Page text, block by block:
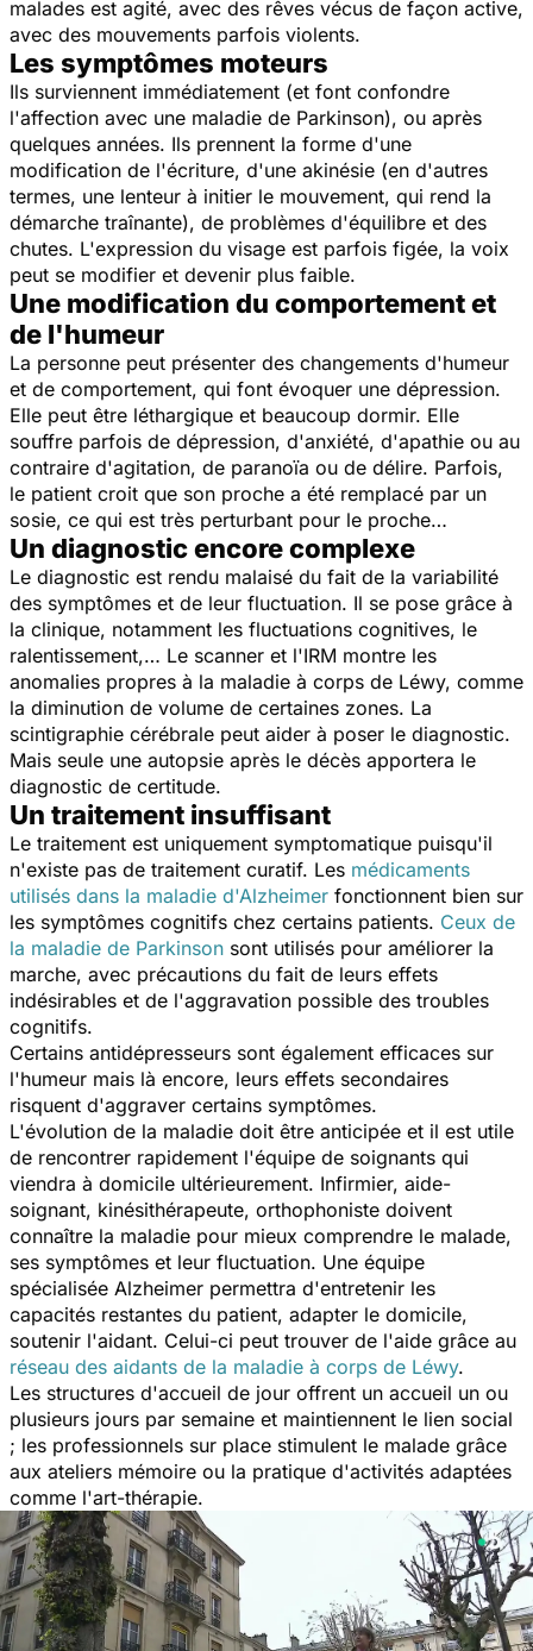
malades est agité, avec des rêves vécus de façon active,
avec des mouvements parfois violents.
Les symptômes moteurs
Ils surviennent immédiatement (et font confondre
l'affection avec une maladie de Parkinson), ou après
quelques années. Ils prennent la forme d'une
modification de l'écriture, d'une akinésie (en d'autres
termes, une lenteur à initier le mouvement, qui rend la
démarche traînante), de problèmes d'équilibre et des
chutes. L'expression du visage est parfois figée, la voix
peut se modifier et devenir plus faible.
Une modification du comportement et
de l'humeur
La personne peut présenter des changements d'humeur
et de comportement, qui font évoquer une dépression.
Elle peut être léthargique et beaucoup dormir. Elle
souffre parfois de dépression, d'anxiété, d'apathie ou au
contraire d'agitation, de paranoïa ou de délire. Parfois,
le patient croit que son proche a été remplacé par un
sosie, ce qui est très perturbant pour le proche…
Un diagnostic encore complexe
Le diagnostic est rendu malaisé du fait de la variabilité
des symptômes et de leur fluctuation. Il se pose grâce à
la clinique, notamment les fluctuations cognitives, le
ralentissement,… Le scanner et l'IRM montre les
anomalies propres à la maladie à corps de Léwy, comme
la diminution de volume de certaines zones. La
scintigraphie cérébrale peut aider à poser le diagnostic.
Mais seule une autopsie après le décès apportera le
diagnostic de certitude.
Un traitement insuffisant
Le traitement est uniquement symptomatique puisqu'il
n'existe pas de traitement curatif. Les médicaments
utilisés dans la maladie d'Alzheimer fonctionnent bien sur
les symptômes cognitifs chez certains patients. Ceux de
la maladie de Parkinson sont utilisés pour améliorer la
marche, avec précautions du fait de leurs effets
indésirables et de l'aggravation possible des troubles
cognitifs.
Certains antidépresseurs sont également efficaces sur
l'humeur mais là encore, leurs effets secondaires
risquent d'aggraver certains symptômes.
L'évolution de la maladie doit être anticipée et il est utile
de rencontrer rapidement l'équipe de soignants qui
viendra à domicile ultérieurement. Infirmier, aide-
soignant, kinésithérapeute, orthophoniste doivent
connaître la maladie pour mieux comprendre le malade,
ses symptômes et leur fluctuation. Une équipe
spécialisée Alzheimer permettra d'entretenir les
capacités restantes du patient, adapter le domicile,
soutenir l'aidant. Celui-ci peut trouver de l'aide grâce au
réseau des aidants de la maladie à corps de Léwy.
Les structures d'accueil de jour offrent un accueil un ou
plusieurs jours par semaine et maintiennent le lien social
; les professionnels sur place stimulent le malade grâce
aux ateliers mémoire ou la pratique d'activités adaptées
comme l'art-thérapie.